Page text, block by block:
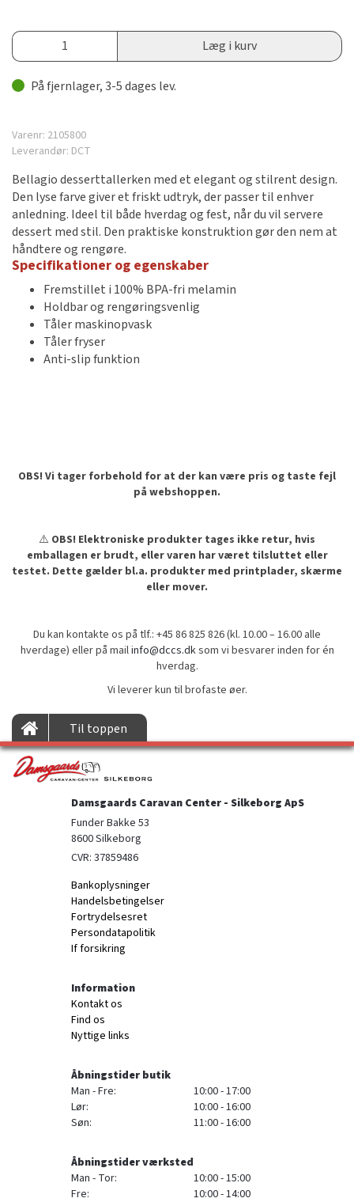
Læg i kurv
På fjernlager, 3-5 dages lev.
Varenr: 2105800
Leverandør: DCT
Bellagio desserttallerken med et elegant og stilrent design.
Den lyse farve giver et friskt udtryk, der passer til enhver
anledning. Ideel til både hverdag og fest, når du vil servere
dessert med stil. Den praktiske konstruktion gør den nem at
håndtere og rengøre.
Specifikationer og egenskaber
Fremstillet i 100% BPA-fri melamin
Holdbar og rengøringsvenlig
Tåler maskinopvask
Tåler fryser
Anti-slip funktion
OBS! Vi tager forbehold for at der kan være pris og taste fejl
på webshoppen.
⚠️ OBS! Elektroniske produkter tages ikke retur, hvis
emballagen er brudt, eller varen har været tilsluttet eller
testet. Dette gælder bl.a. produkter med printplader, skærme
eller mover.
Du kan kontakte os på tlf.: +45 86 825 826 (kl. 10.00 – 16.00 alle
hverdage) eller på mailinfo@dccs.dksom vi besvarer inden for én
hverdag.
Vi leverer kun til brofaste øer.
Til toppen
Damsgaards Caravan Center - Silkeborg ApS
Funder Bakke 53
8600 Silkeborg
CVR: 37859486
Bankoplysninger
Handelsbetingelser
Fortrydelsesret
Persondatapolitik
If forsikring
Information
Kontakt os
Find os
Nyttige links
Åbningstider butik
Man - Fre:
10:00 - 17:00
Lør:
10:00 - 16:00
Søn:
11:00 - 16:00
Åbningstider værksted
Man - Tor:
10:00 - 15:00
Fre:
10:00 - 14:00